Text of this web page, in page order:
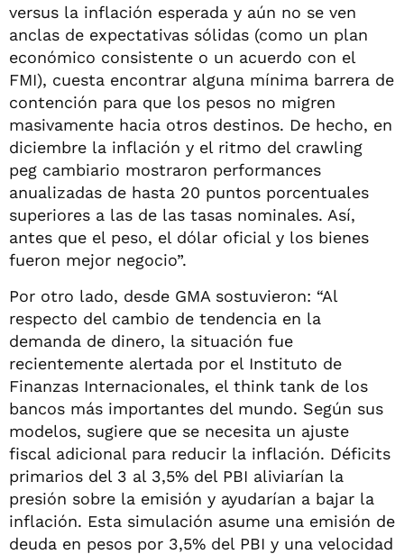
versus la inflación esperada y aún no se ven
anclas de expectativas sólidas (como un plan
económico consistente o un acuerdo con el
FMI), cuesta encontrar alguna mínima barrera de
contención para que los pesos no migren
masivamente hacia otros destinos. De hecho, en
diciembre la inflación y el ritmo del crawling
peg cambiario mostraron performances
anualizadas de hasta 20 puntos porcentuales
superiores a las de las tasas nominales. Así,
antes que el peso, el dólar oficial y los bienes
fueron mejor negocio”.
Por otro lado, desde GMA sostuvieron: “Al
respecto del cambio de tendencia en la
demanda de dinero, la situación fue
recientemente alertada por el Instituto de
Finanzas Internacionales, el think tank de los
bancos más importantes del mundo. Según sus
modelos, sugiere que se necesita un ajuste
fiscal adicional para reducir la inflación. Déficits
primarios del 3 al 3,5% del PBI aliviarían la
presión sobre la emisión y ayudarían a bajar la
inflación. Esta simulación asume una emisión de
deuda en pesos por 3,5% del PBI y una velocidad